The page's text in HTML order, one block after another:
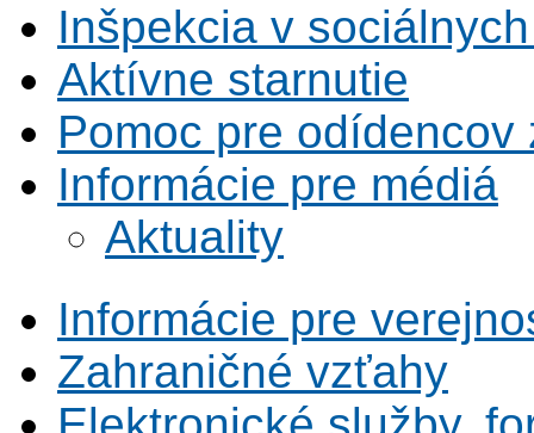
Inšpekcia v
Aktívne starnutie
Pomoc pre odídencov
Informácie pre médiá
Aktuality
Informácie pre
Zahraničné vzťahy